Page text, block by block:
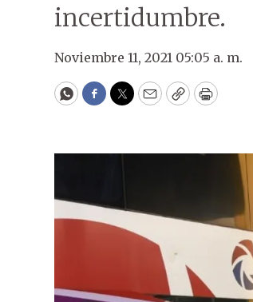
incertidumbre.
Noviembre 11, 2021 05:05 a. m.
WhatsApp
Facebook
Twitter
EmailCopyPrint